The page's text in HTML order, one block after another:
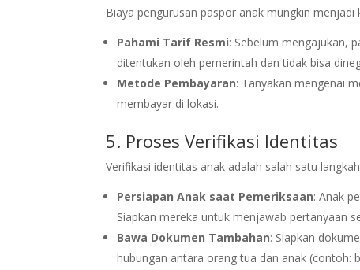
Biaya pengurusan paspor anak mungkin menjadi
Pahami Tarif Resmi: Sebelum mengajukan,
ditentukan oleh pemerintah dan tidak bisa
Metode Pembayaran: Tanyakan mengenai
membayar di lokasi.
5. Proses Verifikasi Identitas
Verifikasi identitas anak adalah salah satu
Persiapan Anak saat Pemeriksaan: Anak
Siapkan mereka untuk menjawab pertanyaan
Bawa Dokumen Tambahan: Siapkan
hubungan antara orang tua dan anak (contoh: